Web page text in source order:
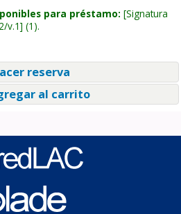
para préstamo: Signatura
v.1 (1).
reserva
al carrito